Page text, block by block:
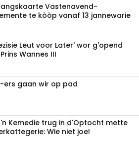
Vastenavend-
te kòòp vanaf 13 jannewarie
Leut voor Later' wor g'opend
Wannes III
ers gaan wir op pad
Kemedie trug in d'Optocht mette
Wie niet joe!